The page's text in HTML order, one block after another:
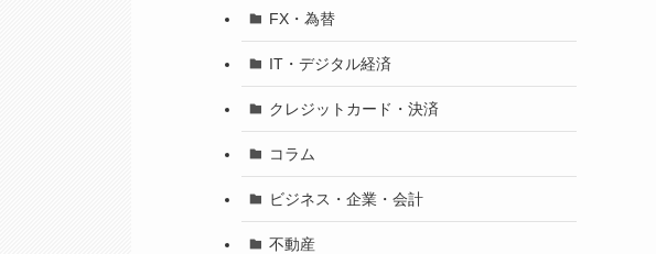
FX・為替
IT・デジタル経済
クレジットカード・決済
コラム
ビジネス・企業・会計
不動産